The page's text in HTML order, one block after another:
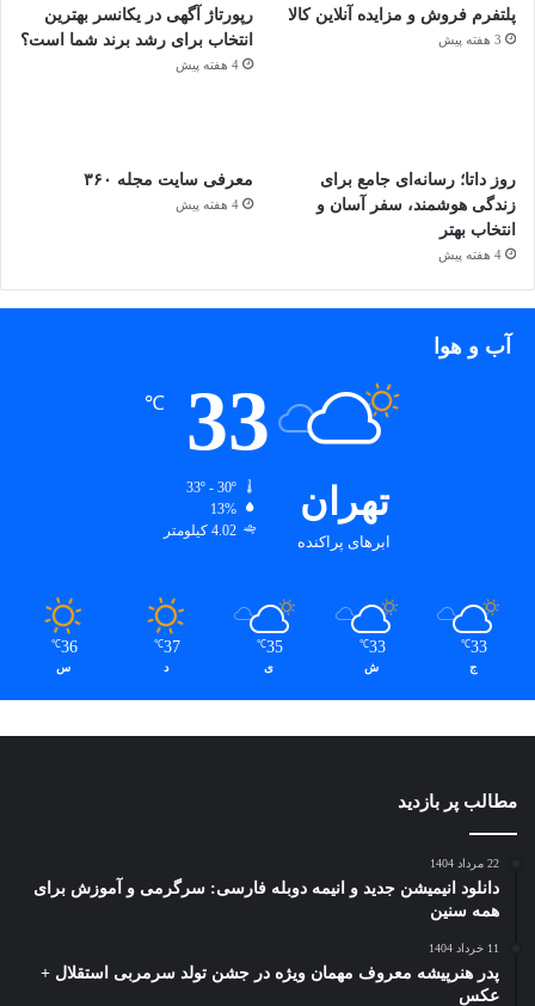
پلتفرم فروش و مزایده آنلاین کالا
3 هفته پیش
رپورتاژ آگهی در یکانسر بهترین
انتخاب برای رشد برند شما است؟
4 هفته پیش
روز داتا؛ رسانه‌ای جامع برای
زندگی هوشمند، سفر آسان و
انتخاب بهتر
4 هفته پیش
معرفی سایت مجله ۳۶۰
4 هفته پیش
آب و هوا
تهران
ابرهای پراکنده
33
℃
13%
4.02 کیلومتر
33
℃
ج
33
℃
ش
35
℃
ی
37
℃
د
36
℃
س
مطالب پر بازدید
22 مرداد 1404
دانلود انیمیشن جدید و انیمه دوبله فارسی: سرگرمی و آموزش برای
همه سنین
11 خرداد 1404
پدر هنرپیشه معروف مهمان ویژه در جشن تولد سرمربی استقلال +
عکس